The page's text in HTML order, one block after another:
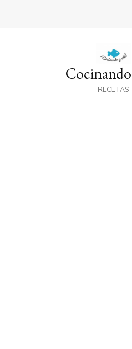
RECETAS